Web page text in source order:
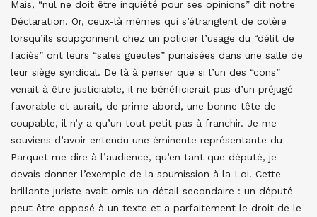
Mais, “nul ne doit être inquiété pour ses opinions” dit notre
Déclaration. Or, ceux-là mêmes qui s’étranglent de colère
lorsqu’ils soupçonnent chez un policier l’usage du “délit de
faciès” ont leurs “sales gueules” punaisées dans une salle de
leur siège syndical. De là à penser que si l’un des “cons”
venait à être justiciable, il ne bénéficierait pas d’un préjugé
favorable et aurait, de prime abord, une bonne tête de
coupable, il n’y a qu’un tout petit pas à franchir. Je me
souviens d’avoir entendu une éminente représentante du
Parquet me dire à l’audience, qu’en tant que député, je
devais donner l’exemple de la soumission à la Loi. Cette
brillante juriste avait omis un détail secondaire : un député
peut être opposé à un texte et a parfaitement le droit de le